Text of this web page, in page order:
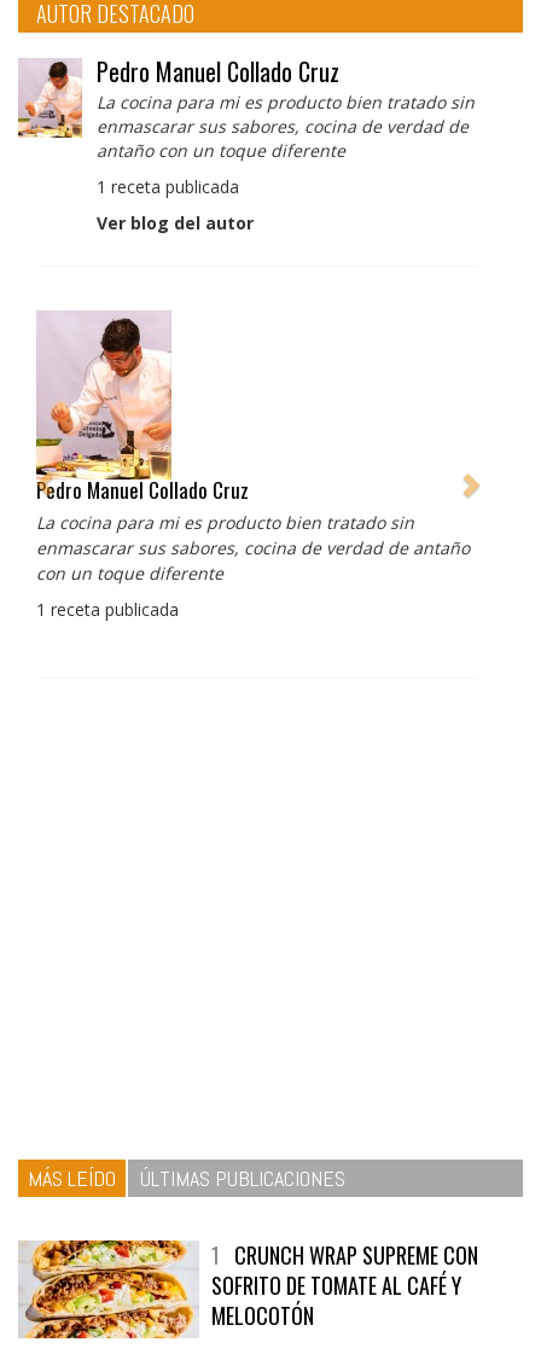
AUTOR DESTACADO
Pedro Manuel Collado Cruz
La cocina para mi es producto bien tratado sin
enmascarar sus sabores, cocina de verdad de
antaño con un toque diferente
1 receta publicada
Ver blog del autor
Pedro Manuel Collado Cruz
La cocina para mi es producto bien tratado sin
enmascarar sus sabores, cocina de verdad de antaño
con un toque diferente
1 receta publicada
MÁS LEÍDO ÚLTIMAS PUBLICACIONES
1 CRUNCH WRAP SUPREME CON
SOFRITO DE TOMATE AL CAFÉ Y
MELOCOTÓN